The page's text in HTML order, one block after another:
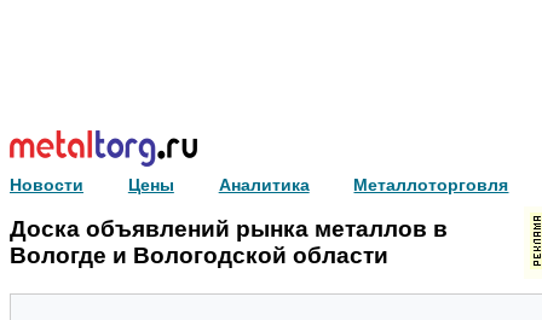
Новости Цены Аналитика Металлоторговля
Доска объявлений рынка металлов в
Вологде и Вологодской области